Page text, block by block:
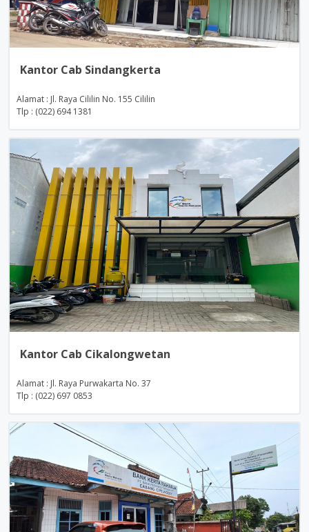
Kantor Cab Sindangkerta
Alamat : Jl. Raya Cililin No. 155 Cililin
Tlp : (022) 694 1381
Kantor Cab Cikalongwetan
Alamat : Jl. Raya Purwakarta No. 37
Tlp : (022) 697 0853